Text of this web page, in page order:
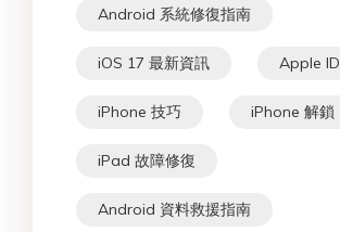
Android 系統修復指南
iOS 17 最新資訊 Apple ID
iPhone 技巧 iPhone 解鎖
iPad 故障修復
Android 資料救援指南